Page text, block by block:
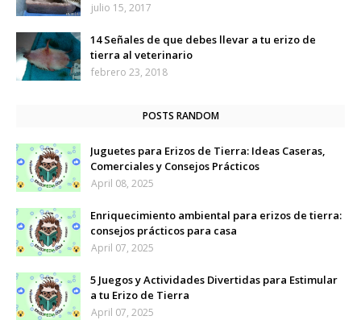
julio 15, 2017
14 Señales de que debes llevar a tu erizo de
tierra al veterinario
febrero 23, 2018
POSTS RANDOM
Juguetes para Erizos de Tierra: Ideas Caseras,
Comerciales y Consejos Prácticos
April 08, 2025
Enriquecimiento ambiental para erizos de tierra:
consejos prácticos para casa
April 07, 2025
5 Juegos y Actividades Divertidas para Estimular
a tu Erizo de Tierra
April 07, 2025